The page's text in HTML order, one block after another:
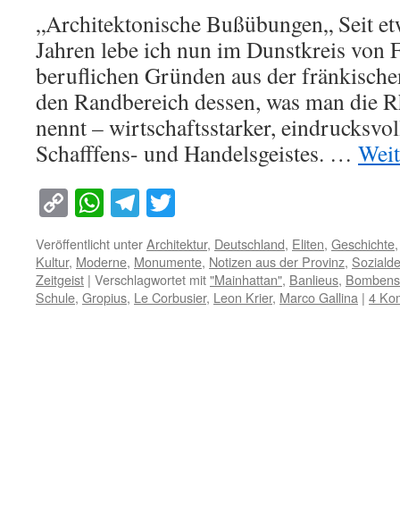
„Architektonische Bußübungen„ Seit
Jahren lebe ich nun im Dunstkreis von
beruflichen Gründen aus der
den Randbereich dessen, was man die
nennt – wirtschaftsstarker,
Schafffens- und Handelsgeistes. …
Copy
Link
WhatsApp
Telegram
Veröffentlicht unterArchitektur, Deutschland, Eliten, Geschichte
Kultur, Moderne, Monumente, Notizen aus der Provinz,
Zeitgeist | Verschlagwortet mit"Mainhattan", Banlieus,
Schule, Gropius, Le Corbusier, Leon Krier, Marco Gallina | 4